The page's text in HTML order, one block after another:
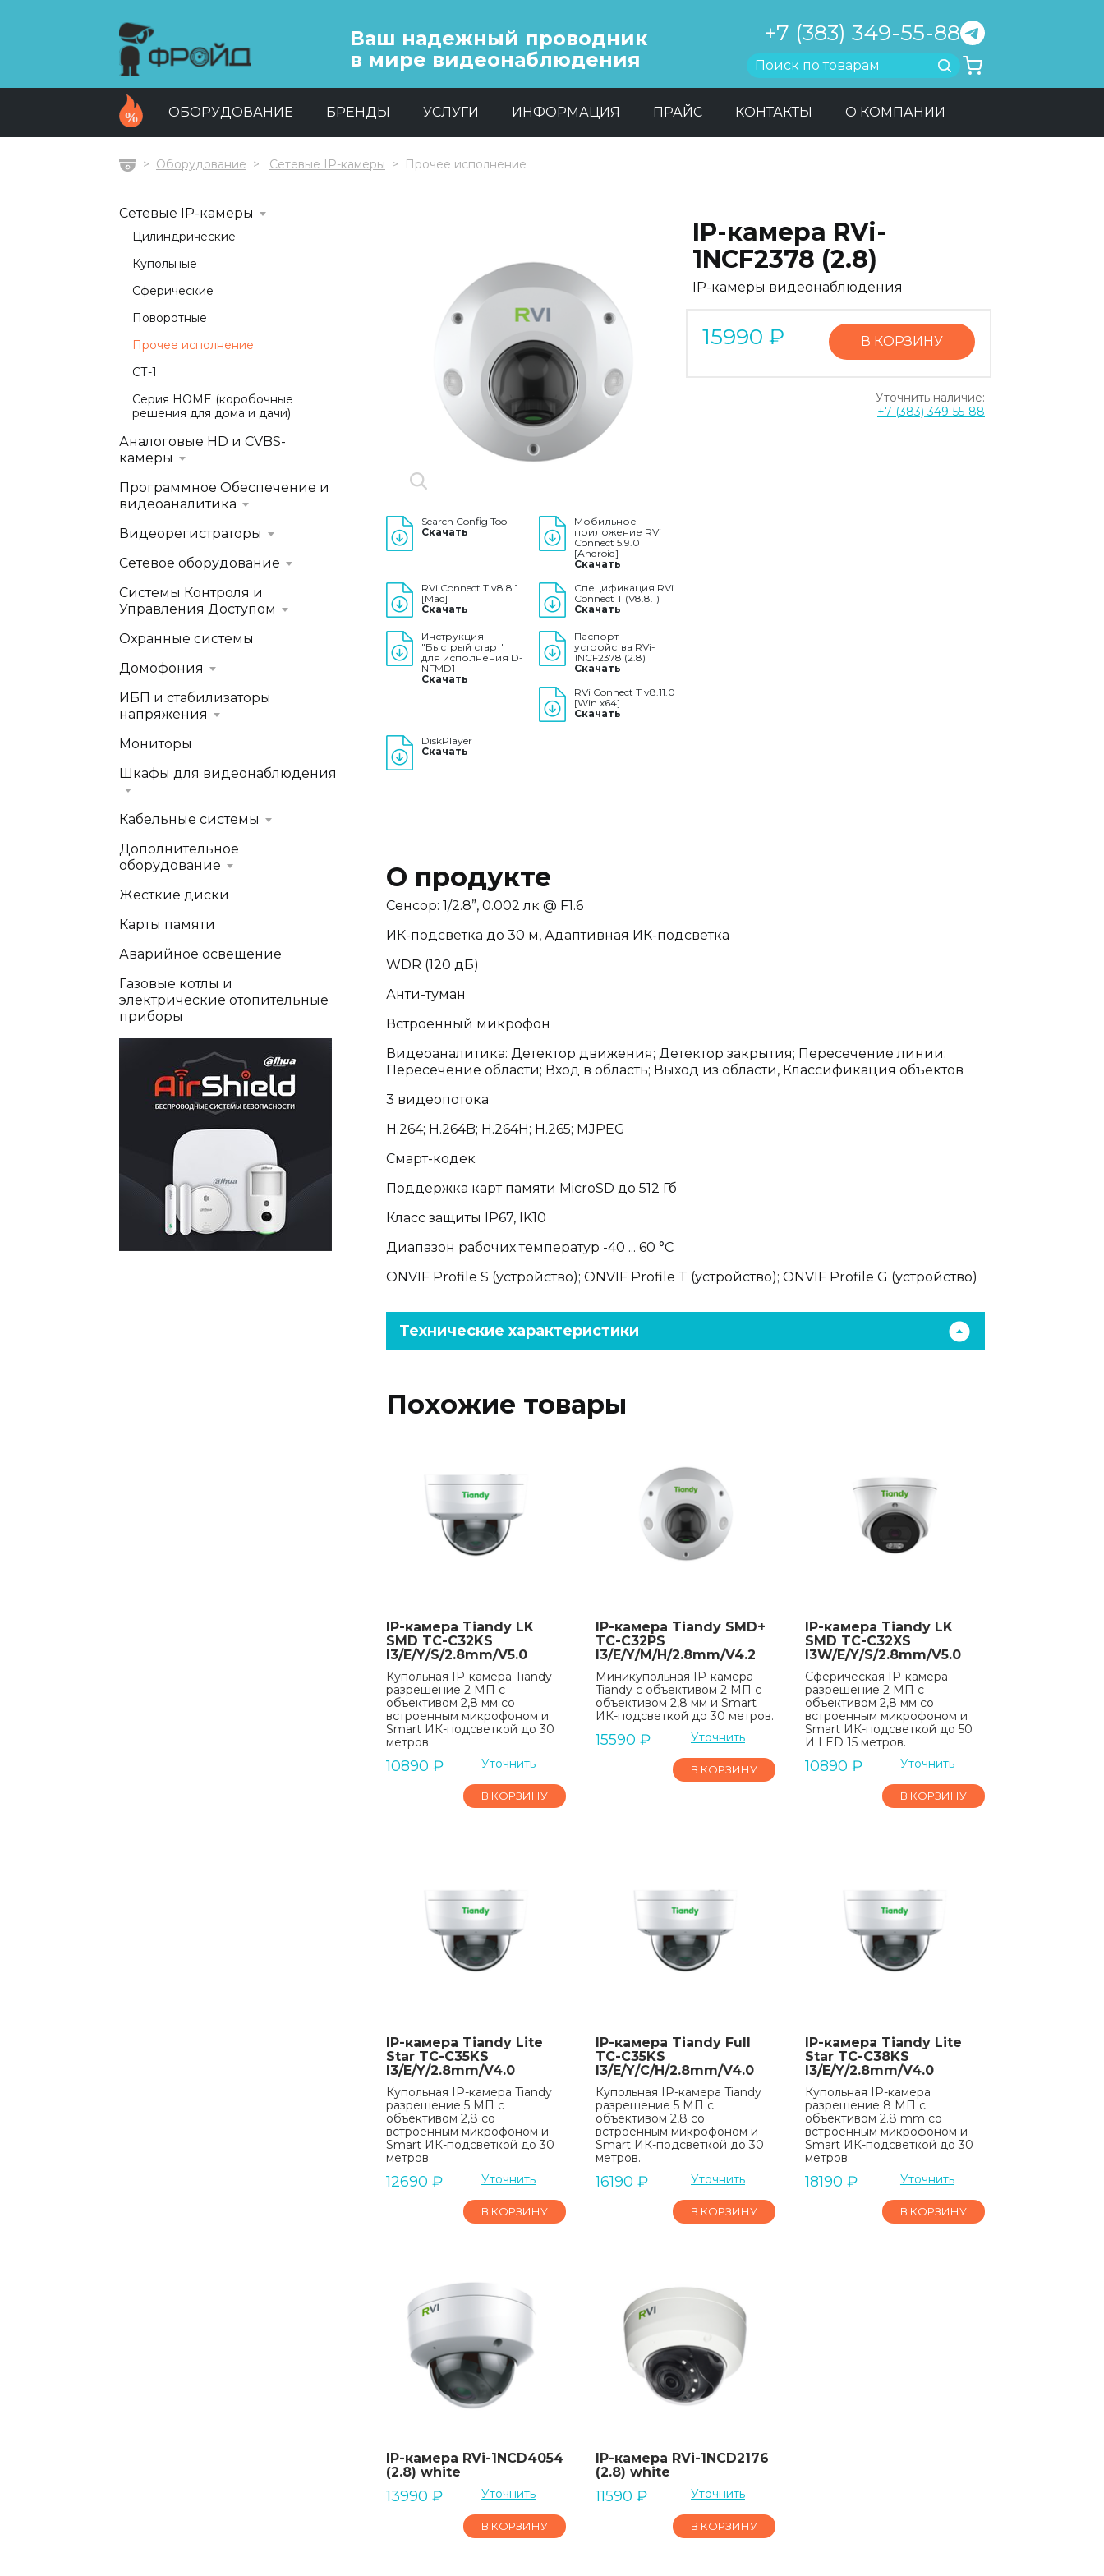
Ваш надежный проводник
в мире видеонаблюдения
+7 (383) 349-55-88
Найти
ОБОРУДОВАНИЕ БРЕНДЫ УСЛУГИ ИНФОРМАЦИЯ ПРАЙС КОНТАКТЫ О КОМПАНИИ
ГлавнаяОборудование Сетевые IP-камеры Прочее исполнение
Search Config Tool
Скачать
Мобильное
приложение RVi
Connect 5.9.0
[Android]
Скачать
RVi Connect T v8.8.1
[Mac]
Скачать
Спецификация RVi
Connect T (V8.8.1)
Скачать
Инструкция
"Быстрый старт"
для исполнения D-
NFMD1
Скачать
Паспорт
устройства RVi-
1NCF2378 (2.8)
Скачать
RVi Connect T v8.11.0
[Win x64]
Скачать
DiskPlayer
Скачать
IP-камера RVi-
1NCF2378 (2.8)
IP-камеры видеонаблюдения
15990 ₽ В КОРЗИНУ
Уточнить наличие:
+7 (383) 349-55-88
О продукте
Сенсор: 1/2.8”, 0.002 лк @ F1.6
ИК-подсветка до 30 м, Адаптивная ИК-подсветка
WDR (120 дБ)
Анти-туман
Встроенный микрофон
Видеоаналитика: Детектор движения; Детектор закрытия; Пересечение линии;
Пересечение области; Вход в область; Выход из области, Классификация объектов
3 видеопотока
H.264; H.264B; H.264H; H.265; MJPEG
Смарт-кодек
Поддержка карт памяти MicroSD до 512 Гб
Класс защиты IP67, IK10
Диапазон рабочих температур -40 ... 60 °С
ONVIF Profile S (устройство); ONVIF Profile T (устройство); ONVIF Profile G (устройство)
Технические характеристики
Похожие товары
IP-камера Tiandy LK
SMD TC-C32KS
I3/E/Y/S/2.8mm/V5.0
Купольная IP-камера Tiandy
разрешение 2 МП с
объективом 2,8 мм со
встроенным микрофоном и
Smart ИК-подсветкой до 30
метров.
10890 ₽ Уточнить
В КОРЗИНУ
IP-камера Tiandy SMD+
TC-C32PS
I3/E/Y/M/H/2.8mm/V4.2
Миникупольная IP-камера
Tiandy с объективом 2 МП с
объективом 2,8 мм и Smart
ИК-подсветкой до 30 метров.
15590 ₽ Уточнить
В КОРЗИНУ
IP-камера Tiandy LK
SMD TC-C32XS
I3W/E/Y/S/2.8mm/V5.0
Сферическая IP-камера
разрешение 2 МП с
объективом 2,8 мм со
встроенным микрофоном и
Smart ИК-подсветкой до 50
И LED 15 метров.
10890 ₽ Уточнить
В КОРЗИНУ
IP-камера Tiandy Lite
Star TC-C35KS
I3/E/Y/2.8mm/V4.0
Купольная IP-камера Tiandy
разрешение 5 МП с
объективом 2,8 со
встроенным микрофоном и
Smart ИК-подсветкой до 30
метров.
12690 ₽ Уточнить
В КОРЗИНУ
IP-камера Tiandy Full
TC-C35KS
I3/E/Y/C/H/2.8mm/V4.0
Купольная IP-камера Tiandy
разрешение 5 МП с
объективом 2,8 со
встроенным микрофоном и
Smart ИК-подсветкой до 30
метров.
16190 ₽ Уточнить
В КОРЗИНУ
IP-камера Tiandy Lite
Star TC-C38KS
I3/E/Y/2.8mm/V4.0
Купольная IP-камера
разрешение 8 МП с
объективом 2.8 mm со
встроенным микрофоном и
Smart ИК-подсветкой до 30
метров.
18190 ₽ Уточнить
В КОРЗИНУ
IP-камера RVi-1NCD4054
(2.8) white
13990 ₽ Уточнить
В КОРЗИНУ
IP-камера RVi-1NCD2176
(2.8) white
11590 ₽ Уточнить
В КОРЗИНУ
Сетевые IP-камеры
Цилиндрические
Купольные
Сферические
Поворотные
Прочее исполнение
СТ-1
Серия HOME (коробочные
решения для дома и дачи)
Аналоговые HD и CVBS-
камеры
Программное Обеспечение и
видеоаналитика
Видеорегистраторы
Сетевое оборудование
Системы Контроля и
Управления Доступом
Охранные системы
Домофония
ИБП и стабилизаторы
напряжения
Мониторы
Шкафы для видеонаблюдения
Кабельные системы
Дополнительное
оборудование
Жёсткие диски
Карты памяти
Аварийное освещение
Газовые котлы и
электрические отопительные
приборы